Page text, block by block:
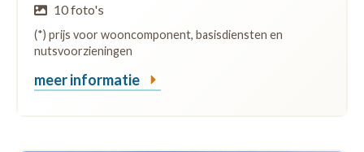
10 foto's
(*) prijs voor wooncomponent, basisdiensten en
nutsvoorzieningen
meer informatie